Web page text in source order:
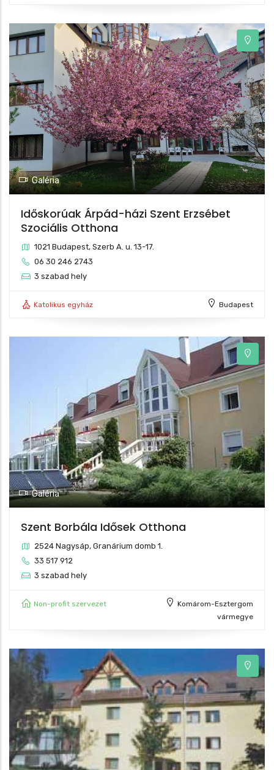
Galéria
Időskorúak Árpád-házi Szent Erzsébet
Szociális Otthona
1021 Budapest, Szerb A. u. 13-17.
06 30 246 2743
3 szabad hely
Katolikus egyház Budapest
Galéria
Szent Borbála Idősek Otthona
2524 Nagysáp, Granárium domb 1.
33 517 912
3 szabad hely
Non-profit szervezet
Komárom-Esztergom
vármegye